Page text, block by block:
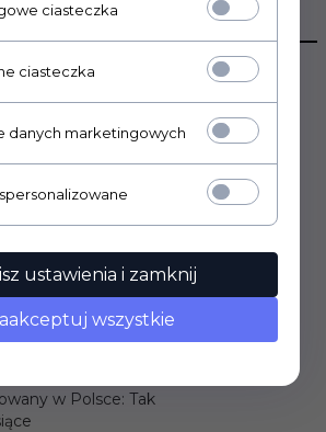
Tak
m²
twardy
Nie
Tak
w Polsce: Tak
ciasteczka
ciasteczka
danych marketingowych
ustawienia i zamknij
wszystkie